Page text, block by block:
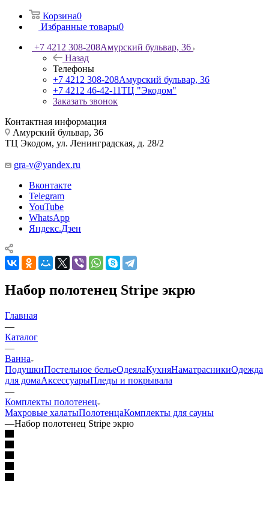
Корзина0
Избранные товары0
+7 4212 308-208Амурский бульвар, 36
Назад
Телефоны
+7 4212 308-208Амурский бульвар, 36
+7 4212 46-42-11ТЦ "Экодом"
Заказать звонок
Контактная информация
Амурский бульвар, 36
ТЦ Экодом, ул. Ленинградская, д. 28/2
gra-v@yandex.ru
Вконтакте
Telegram
YouTube
WhatsApp
Яндекс.Дзен
Набор полотенец Stripe экрю
Главная
—
Каталог
—
Ванна
ПодушкиПостельное бельеОдеялаКухняНаматрасникиОдежда
для домаАксессуарыПледы и покрывала
—
Комплекты полотенец
Махровые халатыПолотенцаКомплекты для сауны
—Набор полотенец Stripe экрю